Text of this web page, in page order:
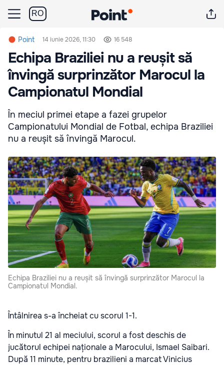
RO
Point 14 iunie 2026, 11:30 16 548
Echipa Braziliei nu a reușit să
învingă surprinzător Marocul la
Campionatul Mondial
În meciul primei etape a fazei grupelor
Campionatului Mondial de Fotbal, echipa Braziliei
nu a reușit să învingă Marocul.
Echipa Braziliei nu a reușit să învingă surprinzător Marocul la
Campionatul Mondial.
Întâlnirea s-a încheiat cu scorul 1-1.
În minutul 21 al meciului, scorul a fost deschis de
jucătorul echipei naționale a Marocului, Ismael Saibari.
După 11 minute, pentru brazilieni a marcat Vinicius